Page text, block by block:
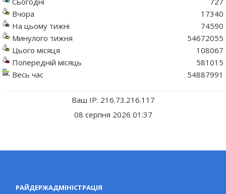
Вчора
На цьому тижні
Минулого тижня
Цього місяця
Попередній місяць
Весь час
17340
74590
54672055
108067
581015
54887991
Ваш IP: 216.73.216.117
08 серпня 2026 01:37
РАЙДЕРЖАДМІНІСТРАЦІЯ